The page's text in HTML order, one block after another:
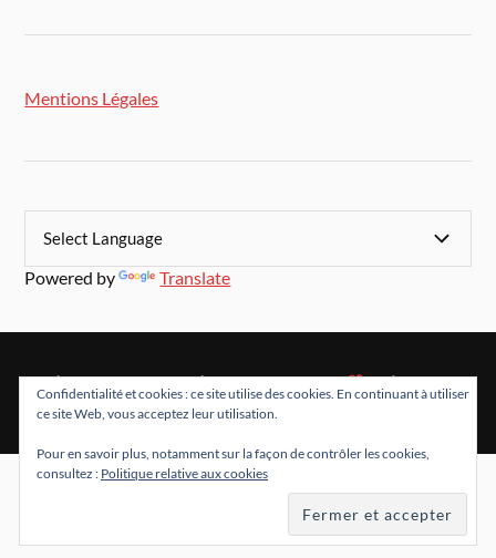
Mentions Légales
Powered by Translate
FIÈREMENT PROPULSÉ PARWORDPRESS & THÈME PAR
ANDERS NORÉN
Confidentialité et cookies : ce site utilise des cookies. En continuant à utiliser
ce site Web, vous acceptez leur utilisation.
Pour en savoir plus, notamment sur la façon de contrôler les cookies,
consultez : Politique relative aux cookies